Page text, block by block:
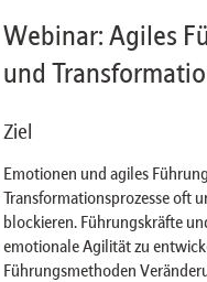
Webinar: Agiles
und
Ziel
Emotionen und agiles
Transformationsprozesse oft
blockieren. Führungskräfte
emotionale Agilität zu
Führungsmethoden